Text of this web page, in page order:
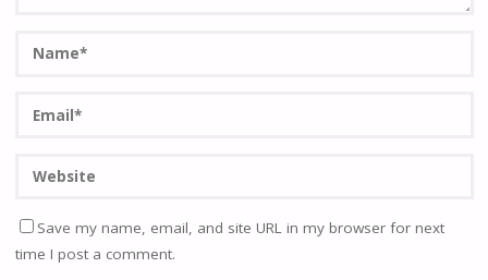
Save my name, email, and site URL in my browser for next
time I post a comment.